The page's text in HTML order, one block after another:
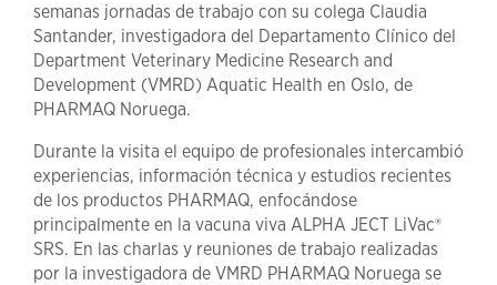
semanas jornadas de trabajo con su colega Claudia
Santander, investigadora del Departamento Clínico del
Department Veterinary Medicine Research and
Development (VMRD) Aquatic Health en Oslo, de
PHARMAQ Noruega.
Durante la visita el equipo de profesionales intercambió
experiencias, información técnica y estudios recientes
de los productos PHARMAQ, enfocándose
principalmente en la vacuna viva ALPHA JECT LiVac®
SRS. En las charlas y reuniones de trabajo realizadas
por la investigadora de VMRD PHARMAQ Noruega se